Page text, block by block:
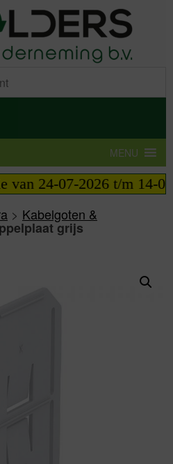
MENU
24-07-2026 t/m 14-08-
> Kabelgoten &
grijs